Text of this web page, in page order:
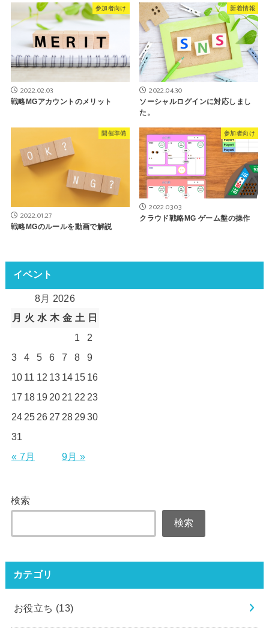
参加者向け
2022.02.03
戦略MGアカウントのメリット
新着情報
2022.04.30
ソーシャルログインに対応しまし
た。
開催準備
2022.01.27
戦略MGのルールを動画で解説
参加者向け
2022.03.03
クラウド戦略MG ゲーム盤の操作
イベント
8月 2026
月 火 水 木 金 土 日
1
2
3
4 5 6 7 8
9
10 11 12 13 14 15 16
17 18 19 20 21 22 23
24 25 26 27 28 2930
31
« 7月
9月 »
検索
検索
カテゴリ
お役立ち (13)